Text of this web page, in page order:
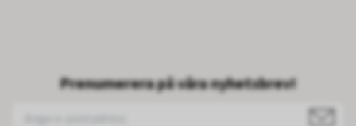
Prenumerera på våra nyhetsbrev!